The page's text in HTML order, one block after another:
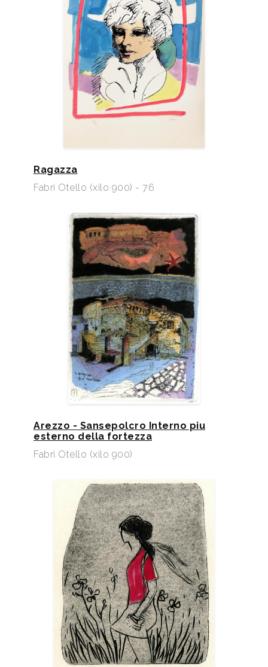
Ragazza
Fabri Otello (xilo 900) - 76
Arezzo - Sansepolcro Interno piu
esterno della fortezza
Fabri Otello (xilo 900)